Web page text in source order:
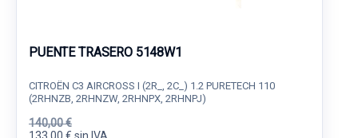
PUENTE TRASERO 5148W1
CITROËN C3 AIRCROSS I (2R_, 2C_) 1.2 PURETECH 110
(2RHNZB, 2RHNZW, 2RHNPX, 2RHNPJ)
140,00 €